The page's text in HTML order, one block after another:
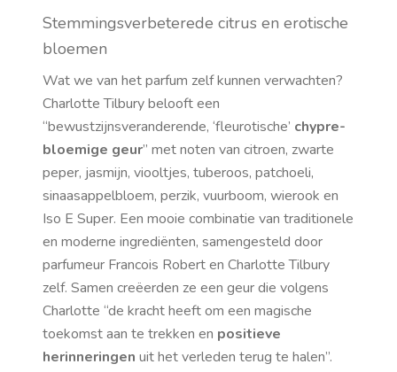
Stemmingsverbeterede citrus en erotische
bloemen
Wat we van het parfum zelf kunnen verwachten?
Charlotte Tilbury belooft een
“bewustzijnsveranderende, ‘fleurotische’ chypre-
bloemige geur” met noten van citroen, zwarte
peper, jasmijn, viooltjes, tuberoos, patchoeli,
sinaasappelbloem, perzik, vuurboom, wierook en
Iso E Super. Een mooie combinatie van traditionele
en moderne ingrediënten, samengesteld door
parfumeur Francois Robert en Charlotte Tilbury
zelf. Samen creëerden ze een geur die volgens
Charlotte “de kracht heeft om een magische
toekomst aan te trekken en positieve
herinneringen uit het verleden terug te halen”.